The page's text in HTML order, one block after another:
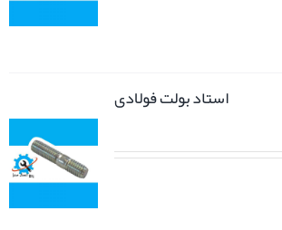
استاد بولت فولادی